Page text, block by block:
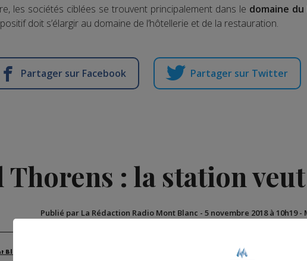
les sociétés ciblées se trouvent principalement dans le domaine du
doit s’élargir au domaine de l’hôtellerie et de la restauration.
Partager sur Facebook Partager sur Twitter
Thorens : la station
Publié par La Rédaction Radio Mont Blanc - 5 novembre 2018 à 10h19-
Blanc